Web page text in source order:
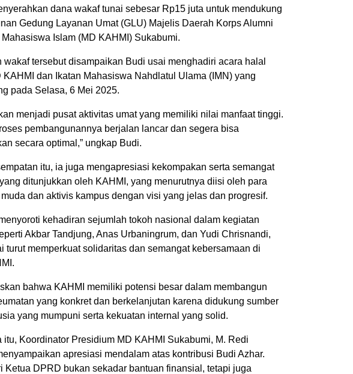
dana wakaf tunai sebesar Rp15 juta untuk mendukung
Gedung Layanan Umat (GLU) Majelis Daerah Korps Alumni
Islam (MD KAHMI) Sukabumi.
wakaf tersebut disampaikan Budi usai menghadiri acara halal
KAHMI dan Ikatan Mahasiswa Nahdlatul Ulama (IMN) yang
pada Selasa, 6 Mei 2025.
menjadi pusat aktivitas umat yang memiliki nilai manfaat tinggi.
pembangunannya berjalan lancar dan segera bisa
secara optimal,” ungkap Budi.
itu, ia juga mengapresiasi kekompakan serta semangat
ditunjukkan oleh KAHMI, yang menurutnya diisi oleh para
dan aktivis kampus dengan visi yang jelas dan progresif.
kehadiran sejumlah tokoh nasional dalam kegiatan
Akbar Tandjung, Anas Urbaningrum, dan Yudi Chrisnandi,
turut memperkuat solidaritas dan semangat kebersamaan di
bahwa KAHMI memiliki potensi besar dalam membangun
yang konkret dan berkelanjutan karena didukung sumber
yang mumpuni serta kekuatan internal yang solid.
itu, Koordinator Presidium MD KAHMI Sukabumi, M. Redi
apresiasi mendalam atas kontribusi Budi Azhar.
Ketua DPRD bukan sekadar bantuan finansial, tetapi juga